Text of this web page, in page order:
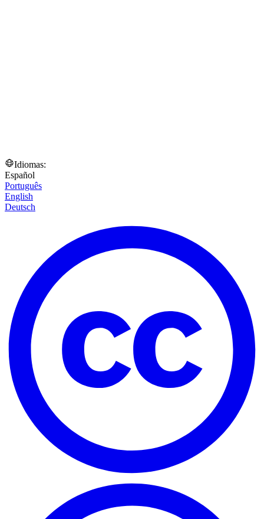
Idiomas:
Español
Português
English
Deutsch